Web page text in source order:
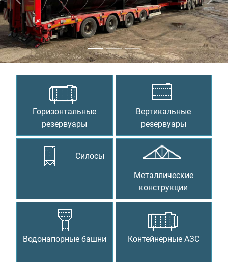
Предыдущий
Горизонтальные
резервуары
Вертикальные
резервуары
Силосы
Металлические
конструкции
Водонапорные башни Контейнерные АЗС